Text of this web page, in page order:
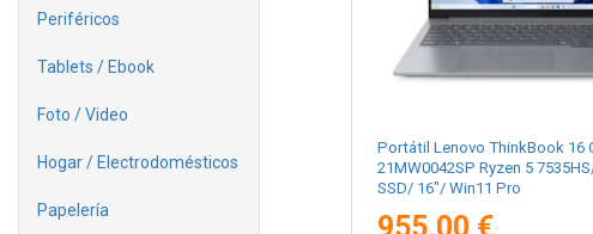
Periféricos
Tablets / Ebook
Foto / Video
Hogar / Electrodomésticos
Papelería
Portátil Lenovo ThinkBook 16
21MW0042SP Ryzen 5
SSD/ 16"/ Win11 Pro